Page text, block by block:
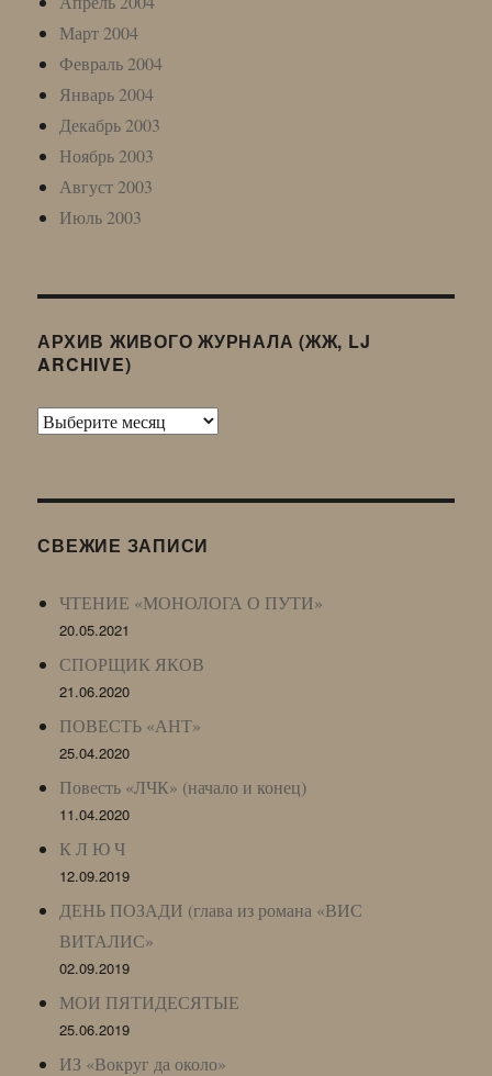
Март 2004
Февраль 2004
Январь 2004
Декабрь 2003
Ноябрь 2003
Август 2003
Июль 2003
АРХИВ ЖИВОГО ЖУРНАЛА (ЖЖ, LJ
ARCHIVE)
Архив
LJ
СВЕЖИЕ ЗАПИСИ
ЧТЕНИЕ «МОНОЛОГА О ПУТИ»
20.05.2021
СПОРЩИК ЯКОВ
21.06.2020
ПОВЕСТЬ «АНТ»
25.04.2020
Повесть «ЛЧК» (начало и конец)
11.04.2020
К Л Ю Ч
12.09.2019
ДЕНЬ ПОЗАДИ (глава из романа «ВИС
ВИТАЛИС»
02.09.2019
МОИ ПЯТИДЕСЯТЫЕ
25.06.2019
ИЗ «Вокруг да около»